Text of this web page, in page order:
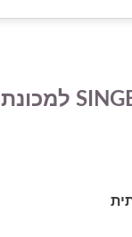
מחטים- סט מחטי סטרץ' זהב SINGER למכונת